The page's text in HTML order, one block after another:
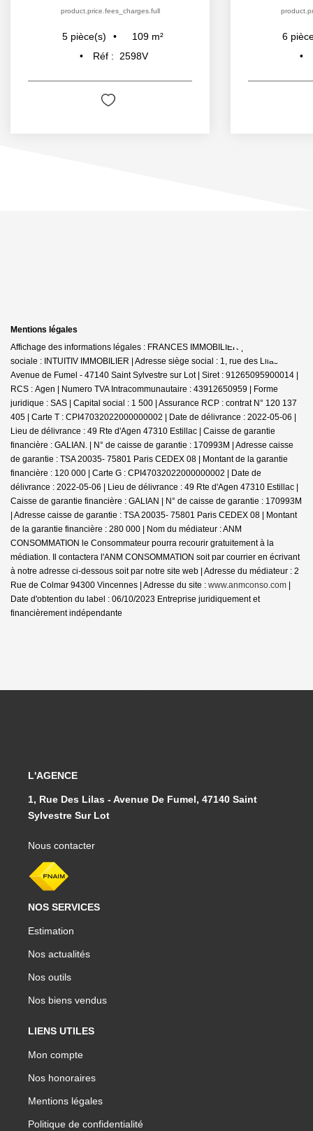
product.price.fees_charges.full
5 pièce(s) 109 m²
Réf :
2598V
6
Mentions légales
Affichage des informations légales : FRANCES IMMOBILIER | Raison
sociale : INTUITIV IMMOBILIER | Adresse siège social : 1, rue des Lilas -
Avenue de Fumel - 47140 Saint Sylvestre sur Lot | Siret : 91265095900014 |
RCS : Agen | Numero TVA Intracommunautaire : 43912650959 | Forme
juridique : SAS | Capital social : 1 500 | Assurance RCP : contrat N° 120 137
405 | Carte T : CPI47032022000000002 | Date de délivrance : 2022-05-06 |
Lieu de délivrance : 49 Rte d'Agen 47310 Estillac | Caisse de garantie
financière : GALIAN. | N° de caisse de garantie : 170993M | Adresse caisse
de garantie : TSA 20035- 75801 Paris CEDEX 08 | Montant de la garantie
financière : 120 000 | Carte G : CPI47032022000000002 | Date de
délivrance : 2022-05-06 | Lieu de délivrance : 49 Rte d'Agen 47310 Estillac |
Caisse de garantie financière : GALIAN | N° de caisse de garantie : 170993M
| Adresse caisse de garantie : TSA 20035- 75801 Paris CEDEX 08 | Montant
de la garantie financière : 280 000 | Nom du médiateur : ANM
CONSOMMATION le Consommateur pourra recourir gratuitement à la
médiation. Il contactera l'ANM CONSOMMATION soit par courrier en écrivant
à notre adresse ci-dessous soit par notre site web | Adresse du médiateur : 2
Rue de Colmar 94300 Vincennes | Adresse du site : www.anmconso.com |
Date d'obtention du label : 06/10/2023 Entreprise juridiquement et
financièrement indépendante
L'AGENCE
1, Rue Des Lilas - Avenue De Fumel, 47140 Saint
Sylvestre Sur Lot
Nous contacter
NOS SERVICES
Estimation
Nos actualités
Nos outils
Nos biens vendus
LIENS UTILES
Mon compte
Nos honoraires
Mentions légales
Politique de confidentialité